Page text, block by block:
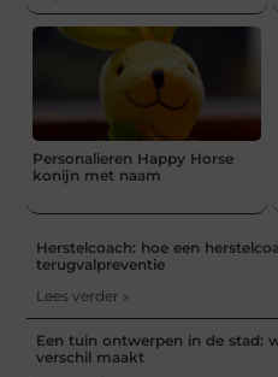
Personalieren Happy Horse
konijn met naam
Herstelcoach: hoe een
terugvalpreventie
Lees verder »
Een tuin ontwerpen in de stad:
verschil maakt